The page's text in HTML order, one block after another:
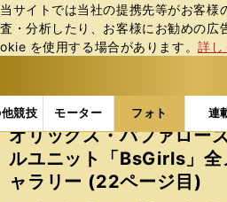
当サイトでは当社の提携先等がお客様
査・分析したり、お客様にお勧めの広
okie を使⽤する場合があります。詳し
競技 モーター フォト 連
b
ス
ポ
ル
テ
フォトギャラリー コラム
オリックス・バファロー
ルユニット「BsGirls」全
ャラリー (22ページ目)